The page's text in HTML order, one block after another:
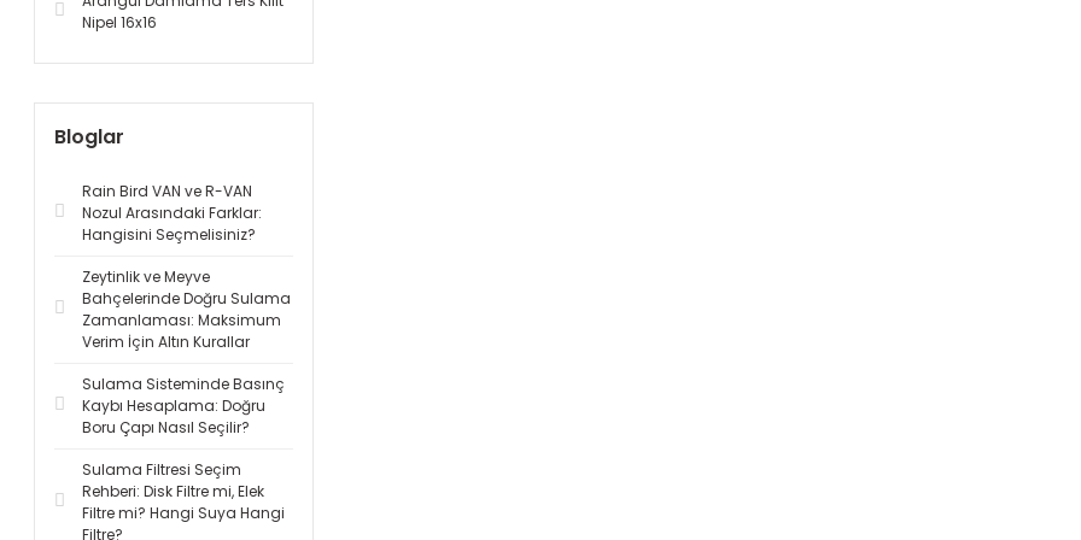
Nipel 16x16
Bloglar
Rain Bird VAN ve R-VAN
Nozul Arasındaki Farklar:
Hangisini Seçmelisiniz?
Zeytinlik ve Meyve
Bahçelerinde Doğru Sulama
Zamanlaması: Maksimum
Verim İçin Altın Kurallar
Sulama Sisteminde Basınç
Kaybı Hesaplama: Doğru
Boru Çapı Nasıl Seçilir?
Sulama Filtresi Seçim
Rehberi: Disk Filtre mi, Elek
Filtre mi? Hangi Suya Hangi
Filtre?